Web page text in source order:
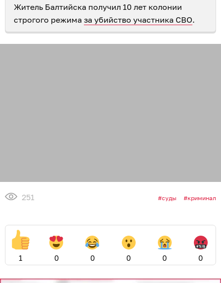
Житель Балтийска получил 10 лет колонии
строгого режима за убийство участника СВО.
251 суды криминал
1 0 0 0 0 0